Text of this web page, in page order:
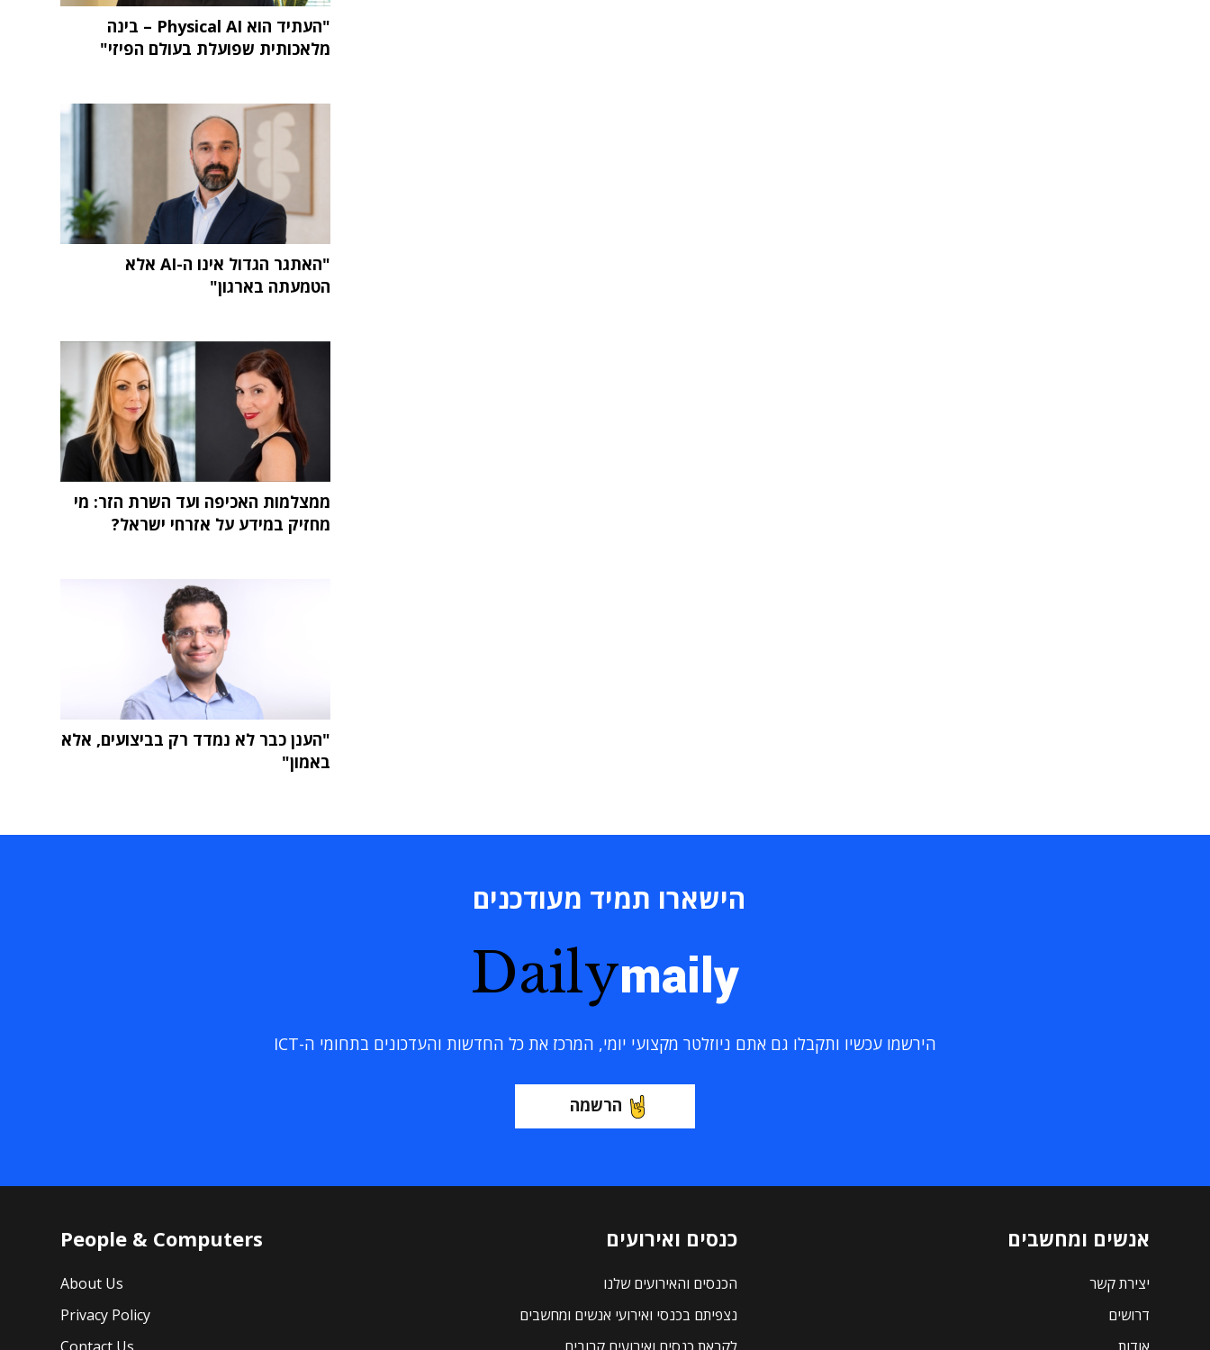
"העתיד הוא Physical AI – בינה
מלאכותית שפועלת בעולם הפיזי"
"האתגר הגדול אינו ה-AI אלא
הטמעתה בארגון"
ממצלמות האכיפה ועד השרת הזר: מי
מחזיק במידע על אזרחי ישראל?
"הענן כבר לא נמדד רק בביצועים, אלא
באמון"
הישארו תמיד מעודכנים
Dailymaily
הירשמו עכשיו ותקבלו גם אתם ניוזלטר מקצועי יומי, המרכז את כל החדשות והעדכונים בתחומי ה-ICT
הרשמה
אנשים ומחשבים
יצירת קשר
דרושים
כנסים ואירועים
הכנסים והאירועים שלנו
נצפיתם בכנסי ואירועי אנשים ומחשבים
People & Computers
About Us
Privacy Policy